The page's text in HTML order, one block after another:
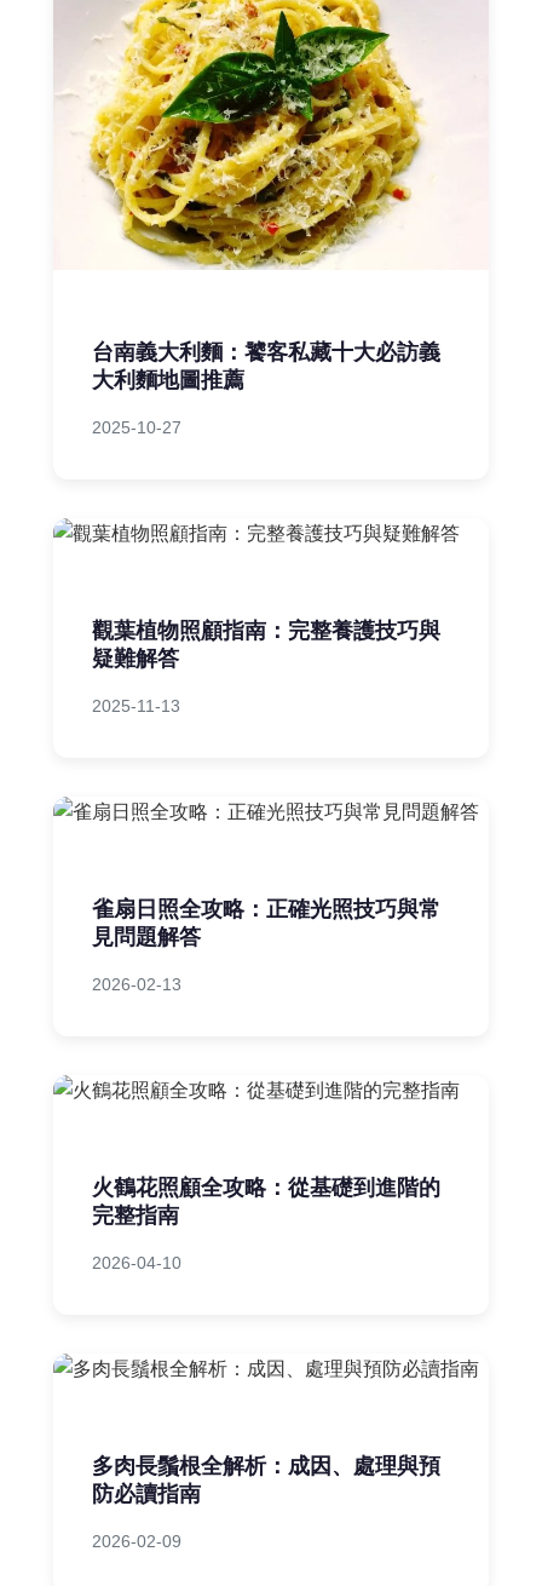
台南義大利麵：饕客私藏十大必訪義
大利麵地圖推薦
2025-10-27
觀葉植物照顧指南：完整養護技巧與
疑難解答
2025-11-13
雀扇日照全攻略：正確光照技巧與常
見問題解答
2026-02-13
火鶴花照顧全攻略：從基礎到進階的
完整指南
2026-04-10
多肉長鬚根全解析：成因、處理與預
防必讀指南
2026-02-09